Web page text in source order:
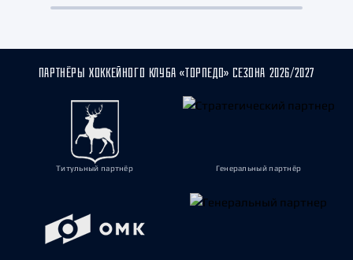
ПАРТНЁРЫ ХОККЕЙНОГО КЛУБА «ТОРПЕДО» СЕЗОНА 2026/2027
Титульный партнёр Генеральный партнёр